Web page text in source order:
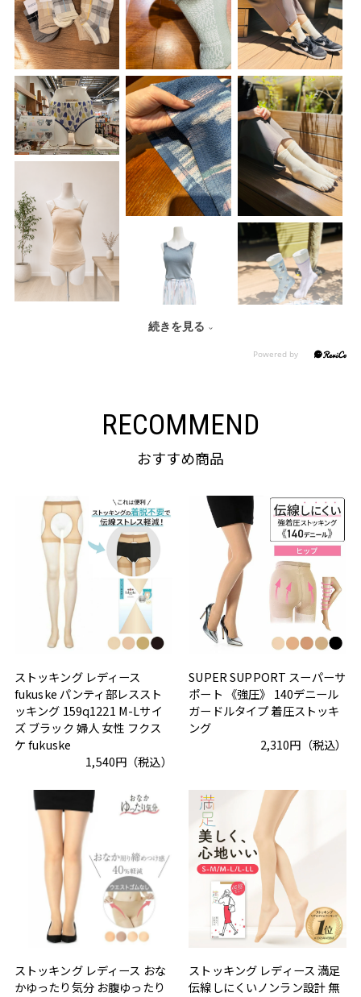
続きを見る
RECOMMEND
おすすめ商品
ストッキング レディース
fukuske パンティ部レススト
ッキング 159q1221 M-Lサイ
ズ ブラック 婦人 女性 フクス
ケ fukuske
1,540円（税込）
SUPER SUPPORT スーパーサ
ポート 《強圧》 140デニール
ガードルタイプ 着圧ストッキ
ング
2,310円（税込）
ストッキング レディース おな
かゆったり気分 お腹ゆったり
ストッキング レディース 満足
伝線しにくいノンラン設計 無